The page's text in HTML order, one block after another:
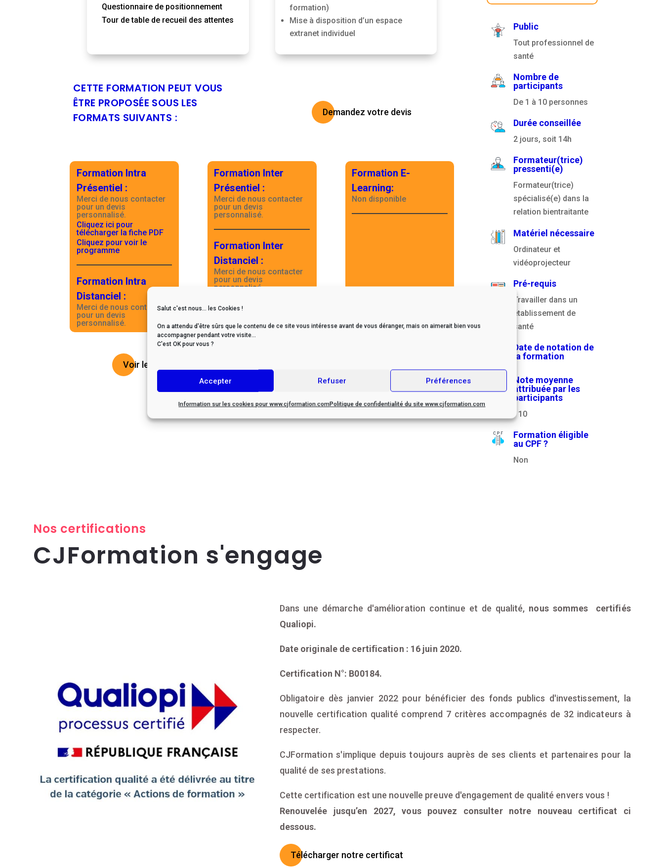
Salut c'est nous... les Cookies !
On a attendu d'être sûrs que le contenu de ce site vous intéresse avant de vous déranger, mais on aimerait bien vous
accompagner pendant votre visite...
C'est OK pour vous ?
Accepter Refuser Préférences
Information sur les cookies pour www.cjformation.comPolitique de confidentialité du site www.cjformation.com
Questionnaire de positionnement
Tour de table de recueil des attentes
formation)
Mise à disposition d’un espace
extranet individuel
CETTE FORMATION PEUT VOUS
ÊTRE PROPOSÉE SOUS LES
FORMATS SUIVANTS :
Demandez votre devis
Formation Intra
Présentiel :
Merci de nous contacter
pour un devis
personnalisé.
Cliquez ici pour
télécharger la fiche PDF
Cliquez pour voir le
programme
Formation Intra
Distanciel :
Merci de nous contacter
pour un devis
personnalisé.
Formation Inter
Présentiel :
Merci de nous contacter
pour un devis
personnalisé.
Formation Inter
Distanciel :
Merci de nous contacter
pour un devis
personnalisé.
Formation E-
Learning:
Non disponible
Voir le catalogue
Public
Tout professionnel de
santé
Nombre de
participants
De 1 à 10 personnes
Durée conseillée
2 jours, soit 14h
Formateur(trice)
pressenti(e)
Formateur(trice)
spécialisé(e) dans la
relation bientraitante
Matériel nécessaire
Ordinateur et
vidéoprojecteur
Pré-requis
Travailler dans un
établissement de
santé
Date de notation de
la formation
Note moyenne
attribuée par les
participants
/ 10
Formation éligible
au CPF ?
Non
Nos certifications
CJFormation s'engage
Dans une démarche d'amélioration continue et de qualité, nous sommes certifiés
Qualiopi.
Date originale de certification : 16 juin 2020.
Certification N°: B00184.
Obligatoire dès janvier 2022 pour bénéficier des fonds publics d'investissement, la
nouvelle certification qualité comprend 7 critères accompagnés de 32 indicateurs à
respecter.
CJFormation s'implique depuis toujours auprès de ses clients et partenaires pour la
qualité de ses prestations.
Cette certification est une nouvelle preuve d'engagement de qualité envers vous !
Renouvelée jusqu’en 2027, vous pouvez consulter notre nouveau certificat ci
dessous.
Télécharger notre certificat